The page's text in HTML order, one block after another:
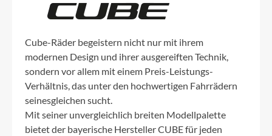
Cube-Räder begeistern nicht nur mit ihrem
modernen Design und ihrer ausgereiften Technik,
sondern vor allem mit einem Preis-Leistungs-
Verhältnis, das unter den hochwertigen Fahrrädern
seinesgleichen sucht.
Mit seiner unvergleichlich breiten Modellpalette
bietet der bayerische Hersteller CUBE für jeden